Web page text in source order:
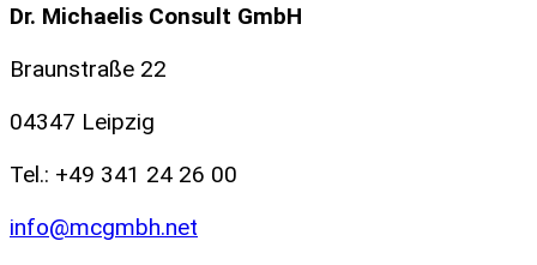
Dr. Michaelis Consult GmbH
Braunstraße 22
04347 Leipzig
Tel.: +49 341 24 26 00
info@mcgmbh.net